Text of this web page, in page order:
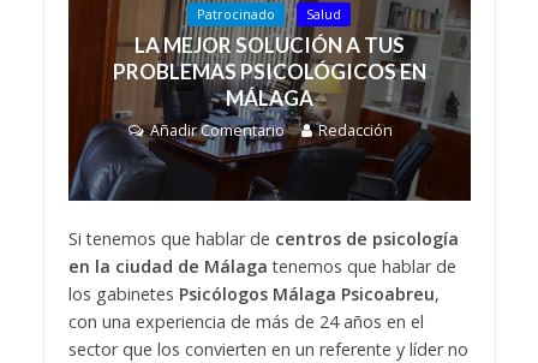
Patrocinado Salud
LA MEJOR SOLUCIÓN A TUS
PROBLEMAS PSICOLÓGICOS EN
MÁLAGA
Añadir Comentario Redacción
Si tenemos que hablar de centros de psicología
en la ciudad de Málaga tenemos que hablar de
los gabinetes Psicólogos Málaga Psicoabreu,
con una experiencia de más de 24 años en el
sector que los convierten en un referente y líder no